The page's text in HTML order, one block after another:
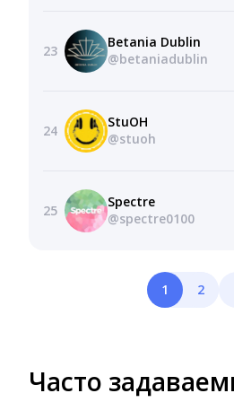
23
Betania Dublin
@betaniadublin
24
StuOH
@stuoh
25
Spectre
@spectre0100
1 2
Часто